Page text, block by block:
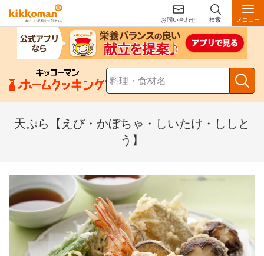
お問い合わせ 検索 メニュー
天ぷら【えび・かぼちゃ・しいたけ・ししと
う】